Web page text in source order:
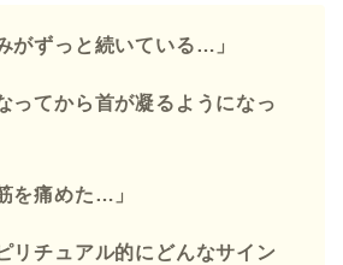
がずっと続いている…」
ってから首が凝るようになっ
を痛めた…」
リチュアル的にどんなサイン